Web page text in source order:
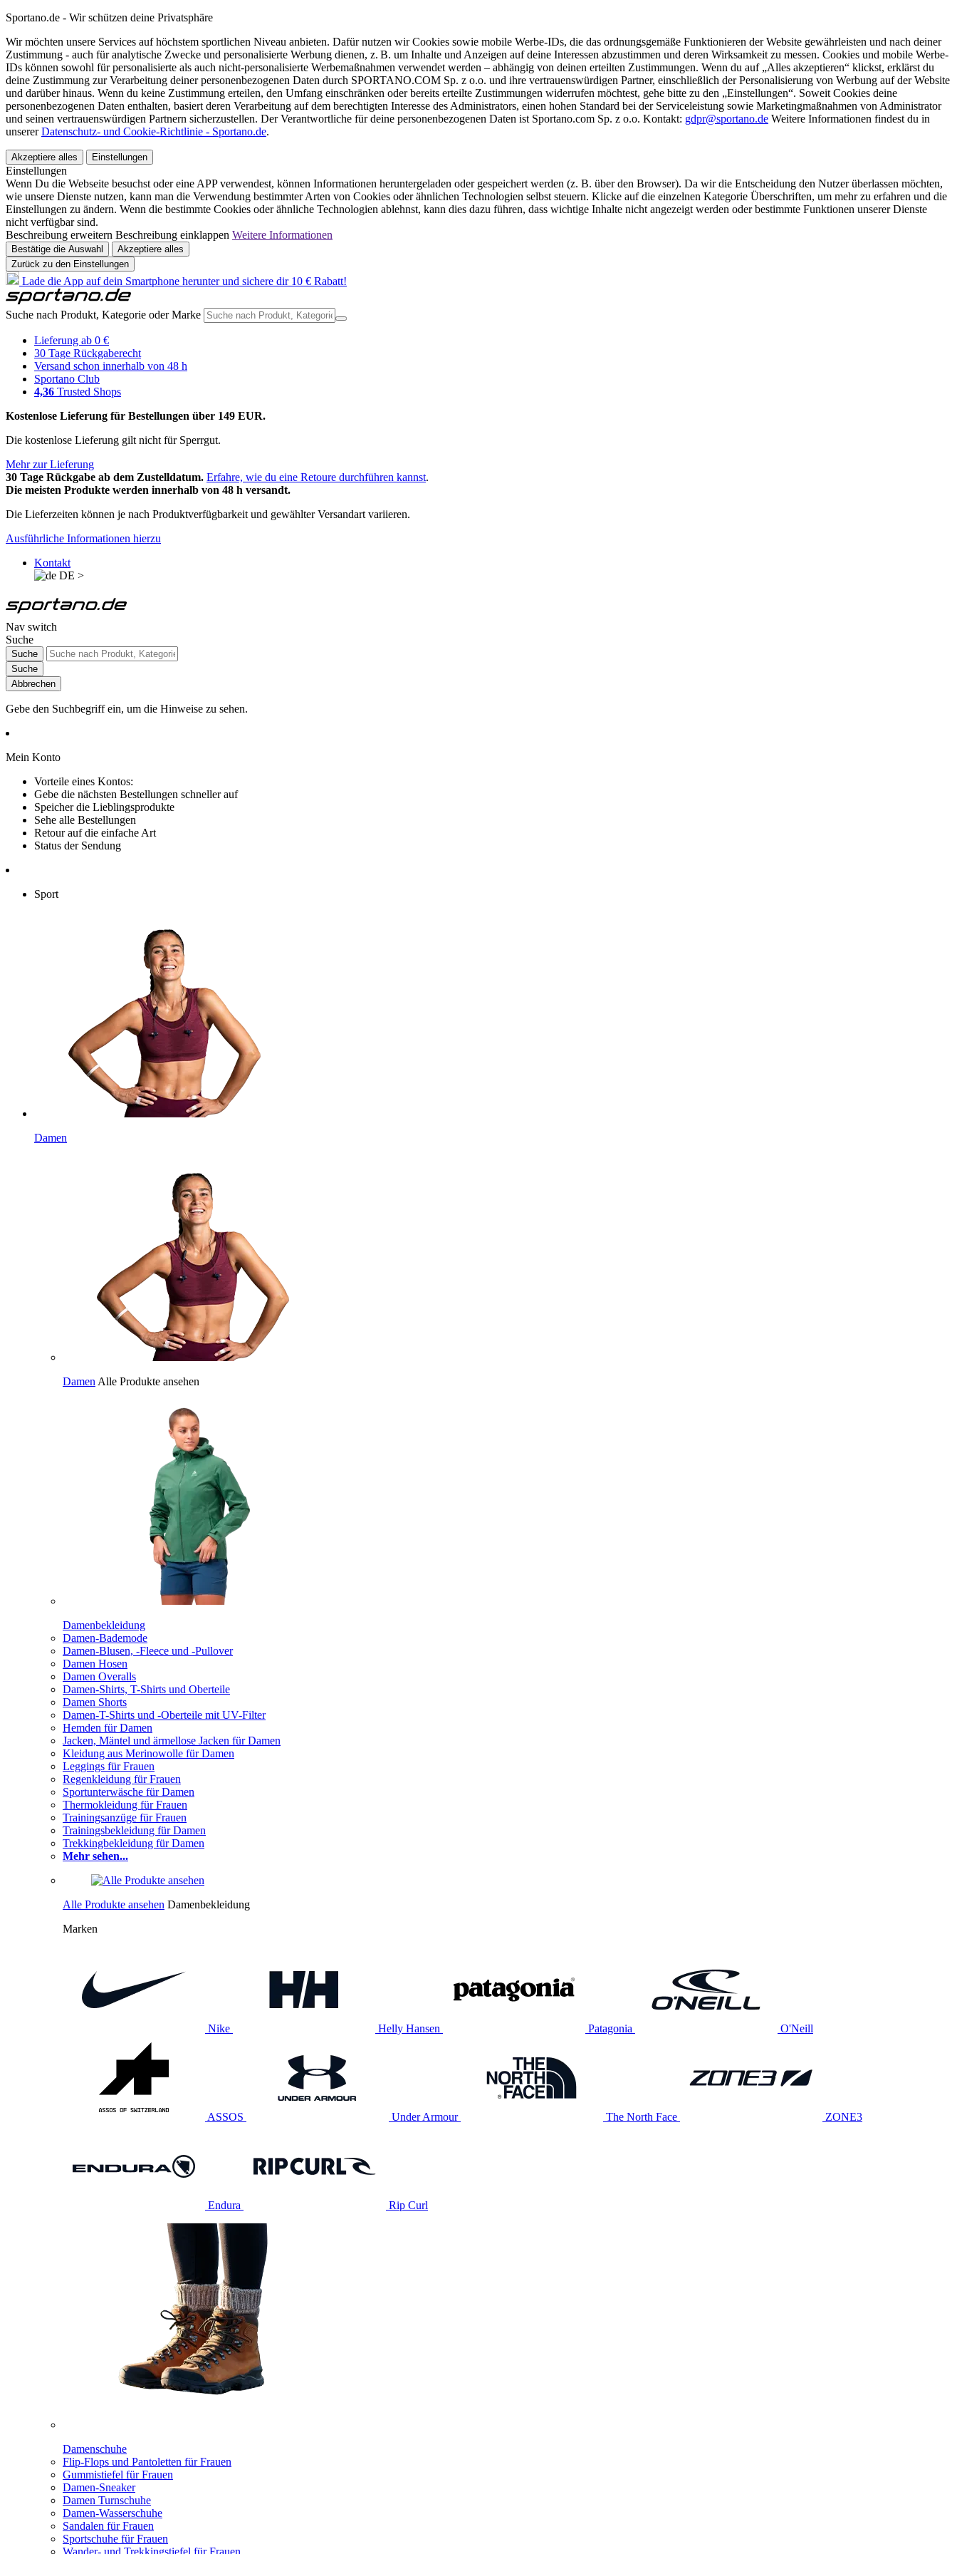
Sportano.de - Wir schützen deine Privatsphäre
Wir möchten unsere Services auf höchstem sportlichen Niveau anbieten. Dafür nutzen wir Cookies sowie mobile Werbe-IDs, die das ordnungsgemäße Funktionieren der Website gewährleisten und nach deiner
Zustimmung - auch für analytische Zwecke und personalisierte Werbung dienen, z. B. um Inhalte und Anzeigen auf deine Interessen abzustimmen und deren Wirksamkeit zu messen. Cookies und mobile Werbe-
IDs können sowohl für personalisierte als auch nicht-personalisierte Werbemaßnahmen verwendet werden – abhängig von deinen erteilten Zustimmungen. Wenn du auf „Alles akzeptieren“ klickst, erklärst du
deine Zustimmung zur Verarbeitung deiner personenbezogenen Daten durch SPORTANO.COM Sp. z o.o. und ihre vertrauenswürdigen Partner, einschließlich der Personalisierung von Werbung auf der Website
und darüber hinaus. Wenn du keine Zustimmung erteilen, den Umfang einschränken oder bereits erteilte Zustimmungen widerrufen möchtest, gehe bitte zu den „Einstellungen“. Soweit Cookies deine
personenbezogenen Daten enthalten, basiert deren Verarbeitung auf dem berechtigten Interesse des Administrators, einen hohen Standard bei der Serviceleistung sowie Marketingmaßnahmen von Administrator
und seinen vertrauenswürdigen Partnern sicherzustellen. Der Verantwortliche für deine personenbezogenen Daten ist Sportano.com Sp. z o.o. Kontakt: gdpr@sportano.de Weitere Informationen findest du in
unsererDatenschutz- und Cookie-Richtlinie - Sportano.de.
Akzeptiere alles Einstellungen
Einstellungen
Wenn Du die Webseite besuchst oder eine APP verwendest, können Informationen heruntergeladen oder gespeichert werden (z. B. über den Browser). Da wir die Entscheidung den Nutzer überlassen möchten,
wie unsere Dienste nutzen, kann man die Verwendung bestimmter Arten von Cookies oder ähnlichen Technologien selbst steuern. Klicke auf die einzelnen Kategorie Überschriften, um mehr zu erfahren und die
Einstellungen zu ändern. Wenn die bestimmte Cookies oder ähnliche Technologien ablehnst, kann dies dazu führen, dass wichtige Inhalte nicht angezeigt werden oder bestimmte Funktionen unserer Dienste
nicht verfügbar sind.
Beschreibung erweitern Beschreibung einklappen Weitere Informationen
Bestätige die Auswahl
Akzeptiere alles
Zurück zu den Einstellungen
Lade die App auf dein Smartphone herunter und sichere dir 10 € Rabatt!
Suche nach Produkt, Kategorie oder Marke
Lieferung ab 0 €
30 Tage Rückgaberecht
Versand schon innerhalb von 48 h
Sportano Club
4,36 Trusted Shops
Kostenlose Lieferung für Bestellungen über 149 EUR.
Die kostenlose Lieferung gilt nicht für Sperrgut.
Mehr zur Lieferung
30 Tage Rückgabe ab dem Zustelldatum. Erfahre, wie du eine Retoure durchführen kannst.
Die meisten Produkte werden innerhalb von 48 h versandt.
Die Lieferzeiten können je nach Produktverfügbarkeit und gewählter Versandart variieren.
Ausführliche Informationen hierzu
Kontakt
DE >
Nav switch
Suche
Suche
Suche
Abbrechen
Gebe den Suchbegriff ein, um die Hinweise zu sehen.
Mein Konto
Vorteile eines Kontos:
Gebe die nächsten Bestellungen schneller auf
Speicher die Lieblingsprodukte
Sehe alle Bestellungen
Retour auf die einfache Art
Status der Sendung
Sport
Damen
Damen Alle Produkte ansehen
Damenbekleidung
Damen-Bademode
Damen-Blusen, -Fleece und -Pullover
Damen Hosen
Damen Overalls
Damen-Shirts, T-Shirts und Oberteile
Damen Shorts
Damen-T-Shirts und -Oberteile mit UV-Filter
Hemden für Damen
Jacken, Mäntel und ärmellose Jacken für Damen
Kleidung aus Merinowolle für Damen
Leggings für Frauen
Regenkleidung für Frauen
Sportunterwäsche für Damen
Thermokleidung für Frauen
Trainingsanzüge für Frauen
Trainingsbekleidung für Damen
Trekkingbekleidung für Damen
Mehr sehen...
Alle Produkte ansehen Damenbekleidung
Marken
Nike Helly Hansen Patagonia O'Neill
ASSOS Under Armour The North Face ZONE3
Endura Rip Curl
Damenschuhe
Flip-Flops und Pantoletten für Frauen
Gummistiefel für Frauen
Damen-Sneaker
Damen Turnschuhe
Damen-Wasserschuhe
Sandalen für Frauen
Sportschuhe für Frauen
Wander- und Trekkingstiefel für Frauen